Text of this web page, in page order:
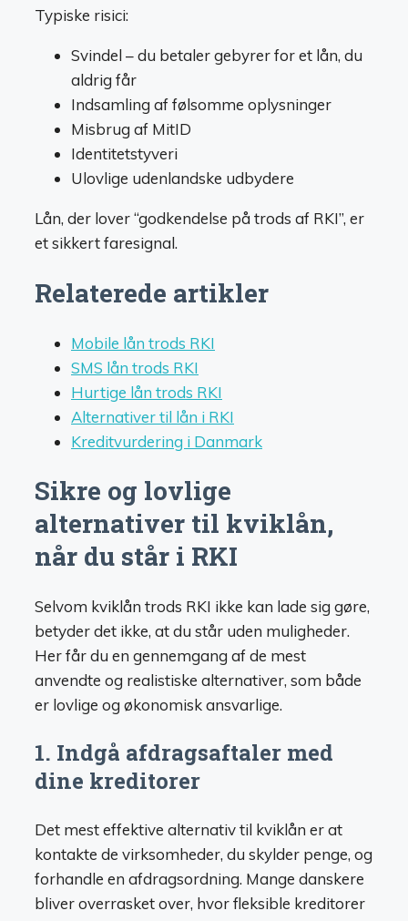
Typiske risici:
Svindel – du betaler gebyrer for et lån, du
aldrig får
Indsamling af følsomme oplysninger
Misbrug af MitID
Identitetstyveri
Ulovlige udenlandske udbydere
Lån, der lover “godkendelse på trods af RKI”, er
et sikkert faresignal.
Relaterede artikler
Mobile lån trods RKI
SMS lån trods RKI
Hurtige lån trods RKI
Alternativer til lån i RKI
Kreditvurdering i Danmark
Sikre og lovlige
alternativer til kviklån,
når du står i RKI
Selvom kviklån trods RKI ikke kan lade sig gøre,
betyder det ikke, at du står uden muligheder.
Her får du en gennemgang af de mest
anvendte og realistiske alternativer, som både
er lovlige og økonomisk ansvarlige.
1. Indgå afdragsaftaler med
dine kreditorer
Det mest effektive alternativ til kviklån er at
kontakte de virksomheder, du skylder penge, og
forhandle en afdragsordning. Mange danskere
bliver overrasket over, hvor fleksible kreditorer